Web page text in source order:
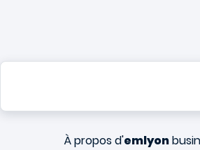
À propos d'emlyon